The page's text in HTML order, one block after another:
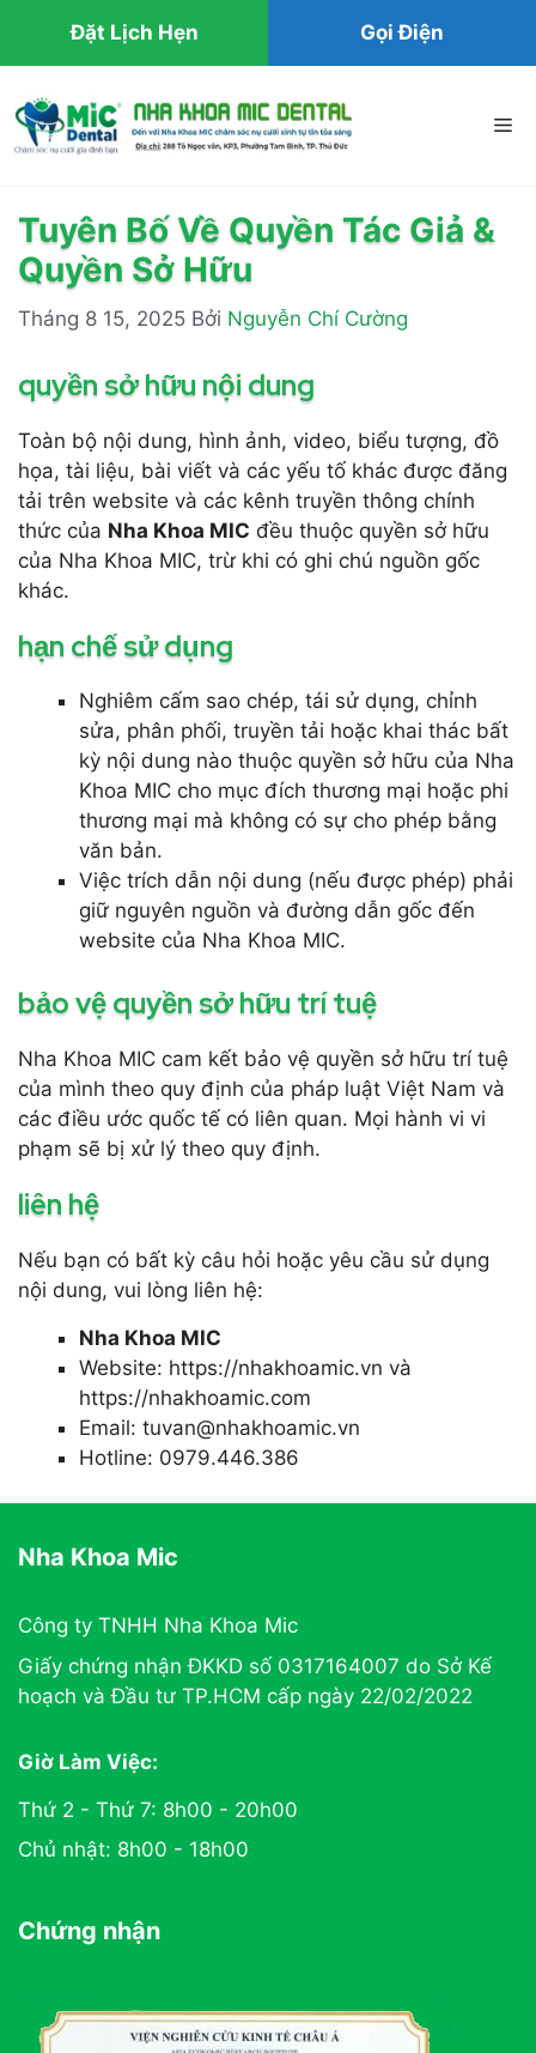
đến
Tuyên Bố Về Quyền Tác Giả &
Quyền Sở Hữu
Tháng 8 15, 2025 Bởi Nguyễn Chí Cường
quyền sở hữu nội dung
Toàn bộ nội dung, hình ảnh, video, biểu tượng, đồ
họa, tài liệu, bài viết và các yếu tố khác được đăng
tải trên website và các kênh truyền thông chính
thức của Nha Khoa MIC đều thuộc quyền sở hữu
của Nha Khoa MIC, trừ khi có ghi chú nguồn gốc
khác.
hạn chế sử dụng
Nghiêm cấm sao chép, tái sử dụng, chỉnh
sửa, phân phối, truyền tải hoặc khai thác bất
kỳ nội dung nào thuộc quyền sở hữu của Nha
Khoa MIC cho mục đích thương mại hoặc phi
thương mại mà không có sự cho phép bằng
văn bản.
Việc trích dẫn nội dung (nếu được phép) phải
giữ nguyên nguồn và đường dẫn gốc đến
website của Nha Khoa MIC.
bảo vệ quyền sở hữu trí tuệ
Nha Khoa MIC cam kết bảo vệ quyền sở hữu trí tuệ
của mình theo quy định của pháp luật Việt Nam và
các điều ước quốc tế có liên quan. Mọi hành vi vi
phạm sẽ bị xử lý theo quy định.
liên hệ
Nếu bạn có bất kỳ câu hỏi hoặc yêu cầu sử dụng
nội dung, vui lòng liên hệ:
Nha Khoa MIC
Website: https://nhakhoamic.vn và
https://nhakhoamic.com
Email: tuvan@nhakhoamic.vn
Hotline: 0979.446.386
Nha Khoa Mic
Công ty TNHH Nha Khoa Mic
Giấy chứng nhận ĐKKD số 0317164007 do Sở Kế
hoạch và Đầu tư TP.HCM cấp ngày 22/02/2022
Giờ Làm Việc:
Thứ 2 - Thứ 7: 8h00 - 20h00
Chủ nhật: 8h00 - 18h00
Chứng nhận
Đặt Lịch Hẹn Gọi Điện